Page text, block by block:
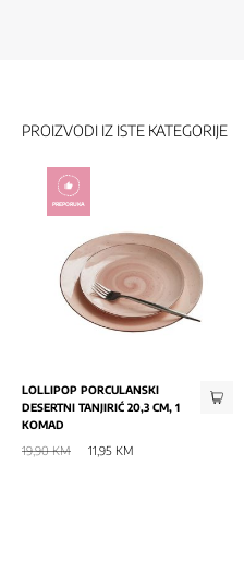
PROIZVODI IZ ISTE KATEGORIJE
PREPORUKA
LOLLIPOP PORCULANSKI
DESERTNI TANJIRIĆ 20,3 CM, 1
KOMAD
19,90 KM 11,95 KM